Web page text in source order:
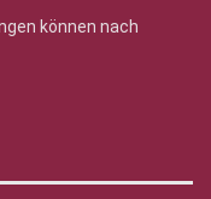
können nach